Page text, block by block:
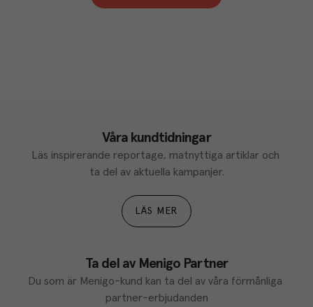
Våra kundtidningar
Läs inspirerande reportage, matnyttiga artiklar och
ta del av aktuella kampanjer.
LÄS MER
Ta del av Menigo Partner
Du som är Menigo-kund kan ta del av våra förmånliga
partner-erbjudanden